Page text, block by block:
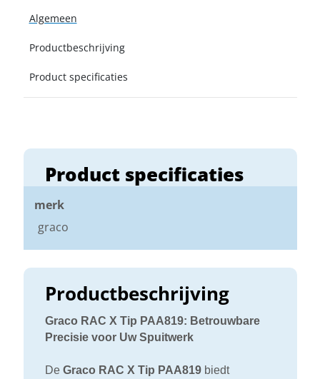
Productbeschrijving
Graco RAC X Tip PAA819: Betrouwbare
Precisie voor Uw Spuitwerk
De Graco RAC X Tip PAA819 biedt
Product specificaties
merk
graco
Algemeen
Productbeschrijving
Product specificaties